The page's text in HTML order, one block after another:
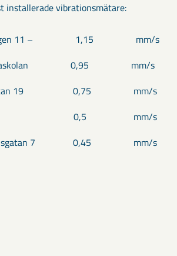
installerade vibrationsmätare:
11 – 1,15 mm/s
0,95 mm/s
19 0,75 mm/s
2 0,5 mm/s
7 0,45 mm/s